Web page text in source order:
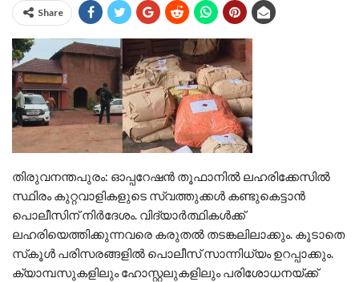
Share
തിരുവനന്തപുരം: ഓപ്പറേഷന്‍ തൂഫാനില്‍ ലഹരിക്കേസില്‍
സ്ഥിരം കുറ്റവാളികളുടെ സ്വത്തുക്കള്‍ കണ്ടുകെട്ടാന്‍
പൊലീസിന് നിര്‍ദേശം. വിദ്യാര്‍ത്ഥികള്‍ക്ക്
ലഹരിയെത്തിക്കുന്നവരെ കരുതല്‍ തടങ്കലിലാക്കും. കൂടാതെ
സ്‌കൂള്‍ പരിസരങ്ങളില്‍ പൊലീസ് സാന്നിധ്യം ഉറപ്പാക്കും.
ക്യാമ്പസുകളിലും ഹോസ്റ്റലുകളിലും പരിശോധനയ്ക്ക്